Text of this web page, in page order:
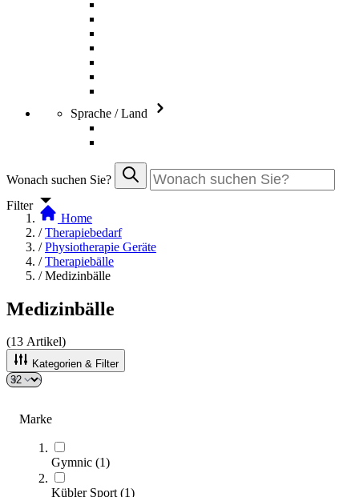
Sprache / Land
Wonach suchen Sie?
Filter
Marke
Gymnic (1)
Kübler Sport (1)
Home
/ Therapiebedarf
/ Physiotherapie Geräte
/ Therapiebälle
/ Medizinbälle
Medizinbälle
(13 Artikel)
Kategorien & Filter